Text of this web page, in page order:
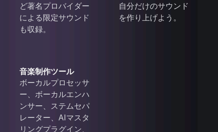
ど著名プロバイダー
による限定サウンド
も収録。
自分だけのサウンド
を作り上げよう。
音楽制作ツール
ボーカルプロセッサ
ー、ボーカルエンハ
ンサー、ステムセパ
レーター、AIマスタ
リングプラグイン、